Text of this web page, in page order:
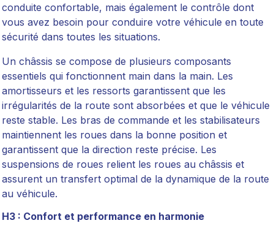
conduite confortable, mais également le contrôle dont
vous avez besoin pour conduire votre véhicule en toute
sécurité dans toutes les situations.
Un châssis se compose de plusieurs composants
essentiels qui fonctionnent main dans la main. Les
amortisseurs et les ressorts garantissent que les
irrégularités de la route sont absorbées et que le véhicule
reste stable. Les bras de commande et les stabilisateurs
maintiennent les roues dans la bonne position et
garantissent que la direction reste précise. Les
suspensions de roues relient les roues au châssis et
assurent un transfert optimal de la dynamique de la route
au véhicule.
H3 : Confort et performance en harmonie